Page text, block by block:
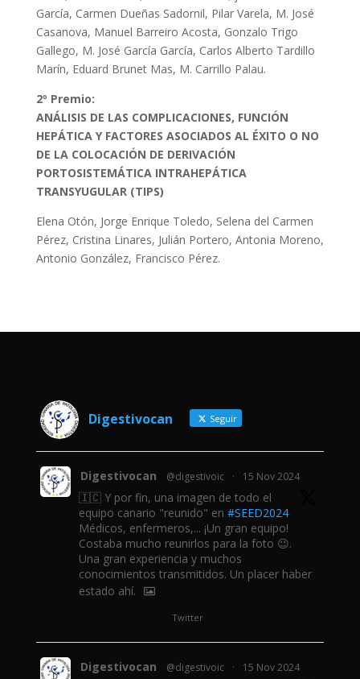
García, Carmen Dueñas Sadornil, Pilar Varela, M. José
Casanova, Manuel Barreiro Acosta, Gonzalo Trigo
Gallego, M. José García García, Carlos Alberto Tardillo
Marín, Eduard Brunet Mas, M. Carrillo Palau.
2º Premio:
ANÁLISIS DE LAS COMPLICACIONES, FUNCIÓN
HEPÁTICA Y FACTORES ASOCIADOS AL ÉXITO O NO
DE LA COLOCACIÓN DE DERIVACIÓN
PORTOSISTEMÁTICA INTRAHEPÁTICA
TRANSYUGULAR (TIPS)
Elena Otón, Jorge Enrique Toledo, Selena del Carmen
Pérez, Cristina Linares, Julián Portero, Antonia Moreno,
Antonio González, Francisco Pérez.
Digestivocan Seguir
Digestivocan @digestivoic · 15 Nov 2024
🇮🇨 Y por fin, una imagen de todo el
equipo canario "reunido" en #SEED2024
Médicos, enfermeros,... ¡Un gran equipo!
Costaba mucho reunirlos para la foto 😉.
Una gran experiencia y muchos
conocimientos transmitidos. Un placer haber
estado ahí.
Twitter
Digestivocan @digestivoic · 15 Nov 2024